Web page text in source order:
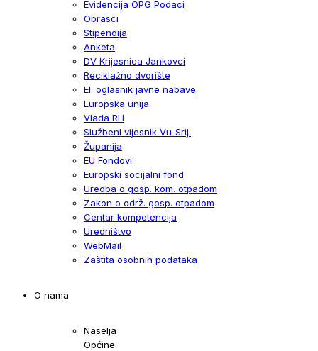
Evidencija OPG Podaci
Obrasci
Stipendija
Anketa
DV Krijesnica Jankovci
Reciklažno dvorište
El. oglasnik javne nabave
Europska unija
Vlada RH
Službeni vijesnik Vu-Srij.
Županija
EU Fondovi
Europski socijalni fond
Uredba o gosp. kom. otpadom
Zakon o održ. gosp. otpadom
Centar kompetencija
Uredništvo
WebMail
Zaštita osobnih podataka
O nama
Naselja
Općine